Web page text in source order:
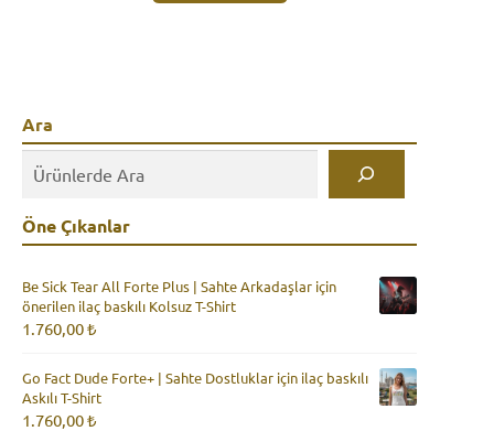
Ara
Öne Çıkanlar
Be Sick Tear All Forte Plus | Sahte Arkadaşlar için
önerilen ilaç baskılı Kolsuz T-Shirt
1.760,00₺
Go Fact Dude Forte+ | Sahte Dostluklar için ilaç baskılı
Askılı T-Shirt
1.760,00₺